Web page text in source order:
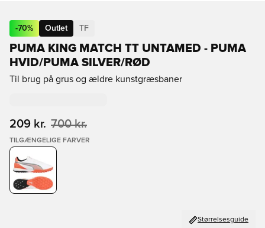
-70% Outlet TF
PUMA KING MATCH TT UNTAMED - PUMA
HVID/PUMA SILVER/RØD
Til brug på grus og ældre kunstgræsbaner
209 kr. 700 kr.
TILGÆNGELIGE FARVER
Størrelsesguide